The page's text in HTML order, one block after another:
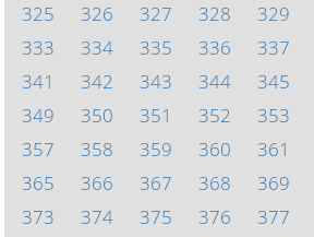
325
326 327 328 329
333
334 335 336 337
341
342 343 344 345
349
350 351 352 353
357
358 359 360 361
365
366 367 368 369
373
374 375 376 377